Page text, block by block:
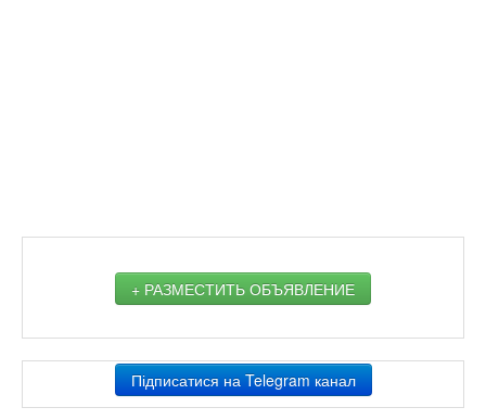
+ РАЗМЕСТИТЬ ОБЪЯВЛЕНИЕ
Підписатися на Telegram канал